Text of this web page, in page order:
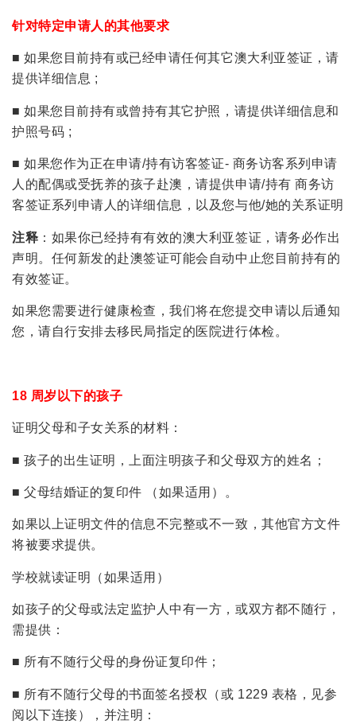
针对特定申请人的其他要求
■ 如果您目前持有或已经申请任何其它澳大利亚签证，请
提供详细信息 ;
■ 如果您目前持有或曾持有其它护照，请提供详细信息和
护照号码 ;
■ 如果您作为正在申请/持有访客签证- 商务访客系列申请
人的配偶或受抚养的孩子赴澳，请提供申请/持有 商务访
客签证系列申请人的详细信息，以及您与他/她的关系证明
注释 ：如果你已经持有有效的澳大利亚签证，请务必作出
声明。任何新发的赴澳签证可能会自动中止您目前持有的
有效签证。
如果您需要进行健康检查，我们将在您提交申请以后通知
您，请自行安排去移民局指定的医院进行体检。
18 周岁以下的孩子
证明父母和子女关系的材料：
■ 孩子的出生证明，上面注明孩子和父母双方的姓名；
■ 父母结婚证的复印件 （如果适用）。
如果以上证明文件的信息不完整或不一致，其他官方文件
将被要求提供。
学校就读证明（如果适用）
如孩子的父母或法定监护人中有一方，或双方都不随行，
需提供：
■ 所有不随行父母的身份证复印件；
■ 所有不随行父母的书面签名授权（或 1229 表格，见参
阅以下连接），并注明：